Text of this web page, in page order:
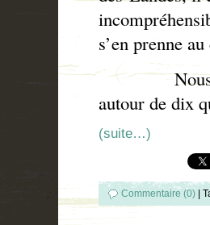
s’en prenne
Nous
autour de dix
(suite…)
Commentaire (0) |